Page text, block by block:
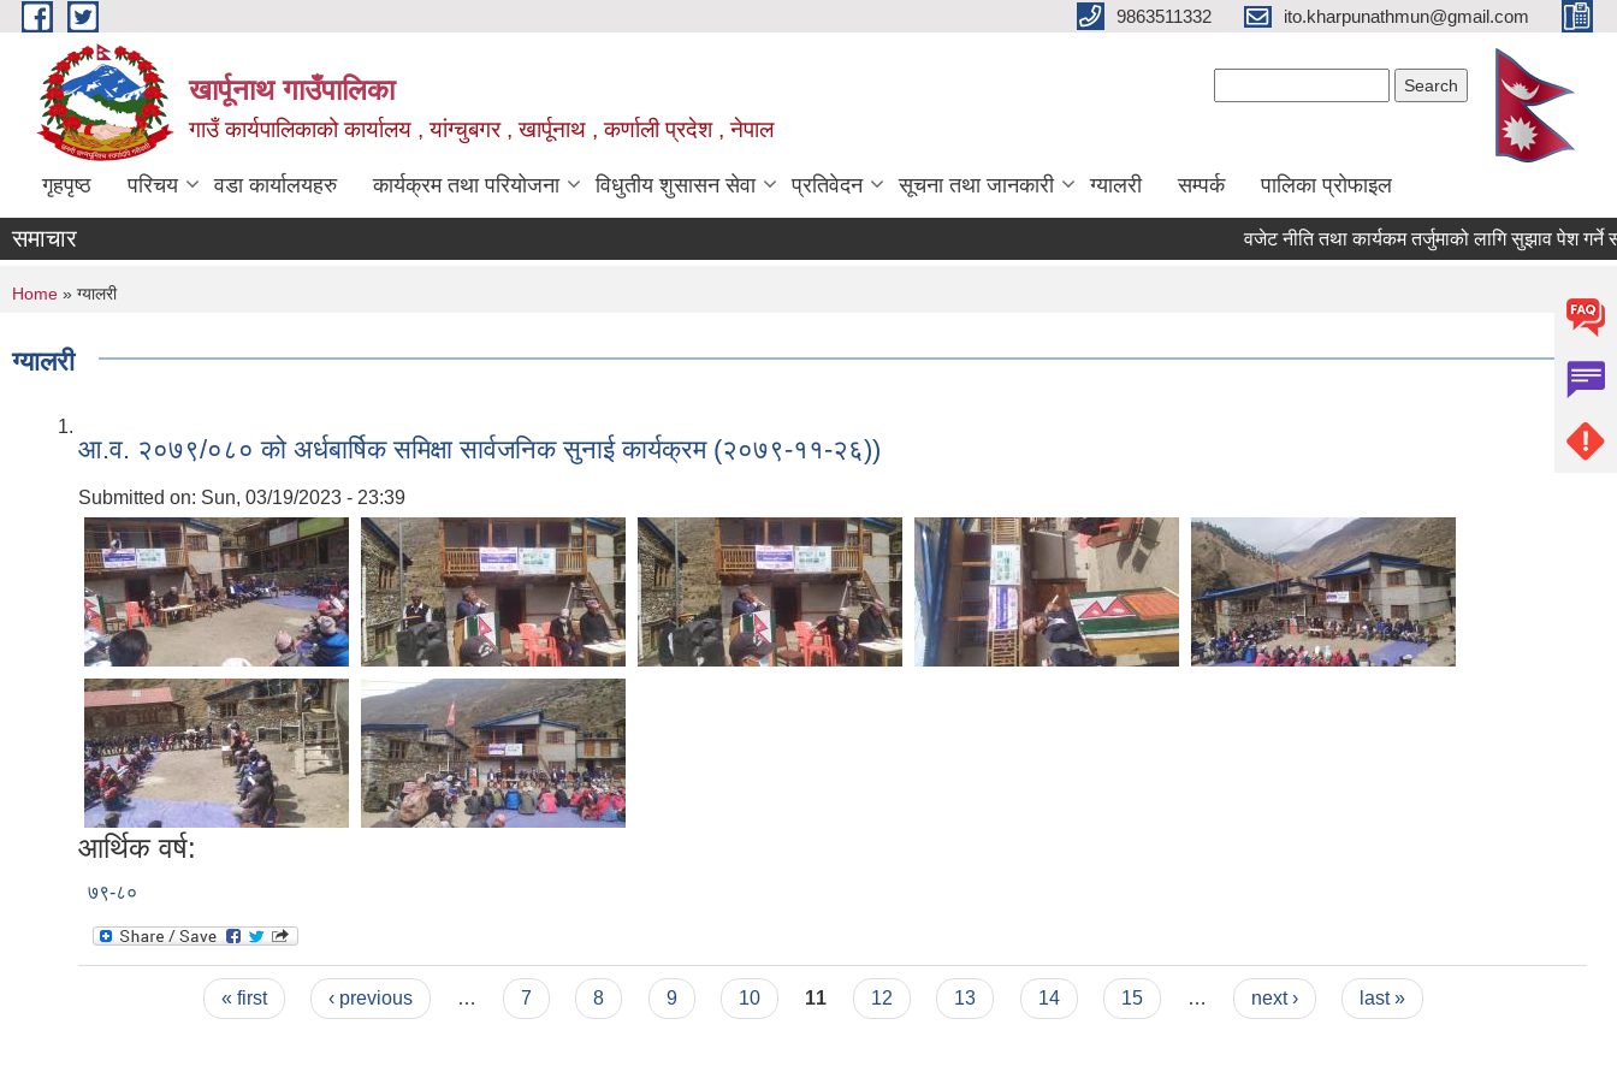
Skip to main content 9863511332 ito.kharpunathmun@gmail.com
खार्पूनाथ गाउँपालिका
गाउँ कार्यपालिकाको कार्यालय , यांग्चुबगर , खार्पूनाथ , कर्णाली प्रदेश , नेपाल
गृहपृष्ठ परिचय वडा कार्यालयहरु कार्यक्रम तथा परियोजना विधुतीय शुसासन सेवा प्रतिवेदन सूचना तथा जानकारी ग्यालरी सम्पर्क पालिका प्राेफाइल
समाचार वजेट नीति तथा कार्यकम तर्जुमाको लागि सुझाव पेश गर्ने
You are here
Home » ग्यालरी
ग्यालरी
आ.व. २०७९/०८० को अर्धबार्षिक समिक्षा सार्वजनिक सुनाई कार्यक्रम (२०७९-११-२६))
Submitted on: Sun, 03/19/2023 - 23:39
आर्थिक वर्ष:
७९-८०
« first ‹ previous … 7 8 9 10 11 12 13 14 15 … next › last »